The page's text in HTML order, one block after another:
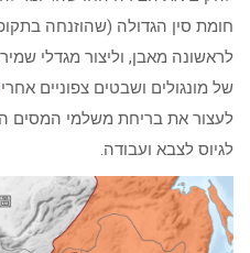
חומת סין הגדולה (שהוזנחה
לראשונה מאבן, וליצור מגדלי
של מונגולים ושבטים צפוניים
לעצור את בריחת משלמי המסים
לגיוס לצבא ועבודה.